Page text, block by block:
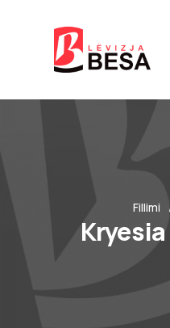
Fillimi